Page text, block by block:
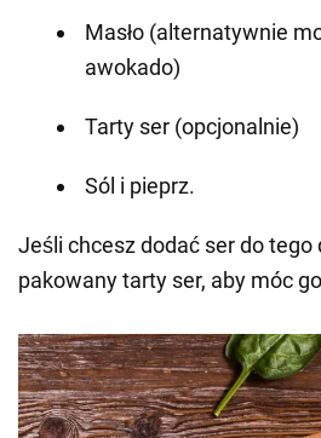
Masło (alternatywnie
awokado)
Tarty ser (opcjonalnie)
Sól i pieprz.
Jeśli chcesz dodać ser do
pakowany tarty ser, aby móc